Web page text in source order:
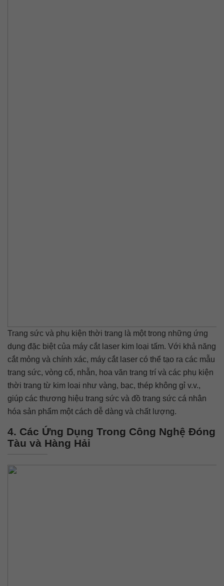
Trang sức và phụ kiện thời trang là một trong những ứng
dụng đặc biệt của máy cắt laser kim loại tấm. Với khả năng
cắt mỏng và chính xác, máy cắt laser có thể tạo ra các mẫu
trang sức, vòng cổ, nhẫn, hoa văn trang trí và các phụ kiện
thời trang từ kim loại như vàng, bạc, thép không gỉ v.v.,
giúp các thương hiệu trang sức và đồ trang sức cá nhân
hóa sản phẩm một cách dễ dàng và chất lượng.
4. Các Ứng Dụng Trong Công Nghệ Đóng
Tàu và Hàng Hải